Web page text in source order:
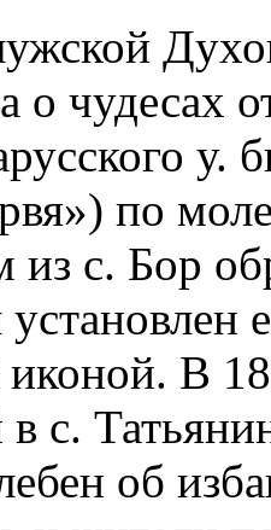
о
у.
по
из с. Бор
В
с.
об